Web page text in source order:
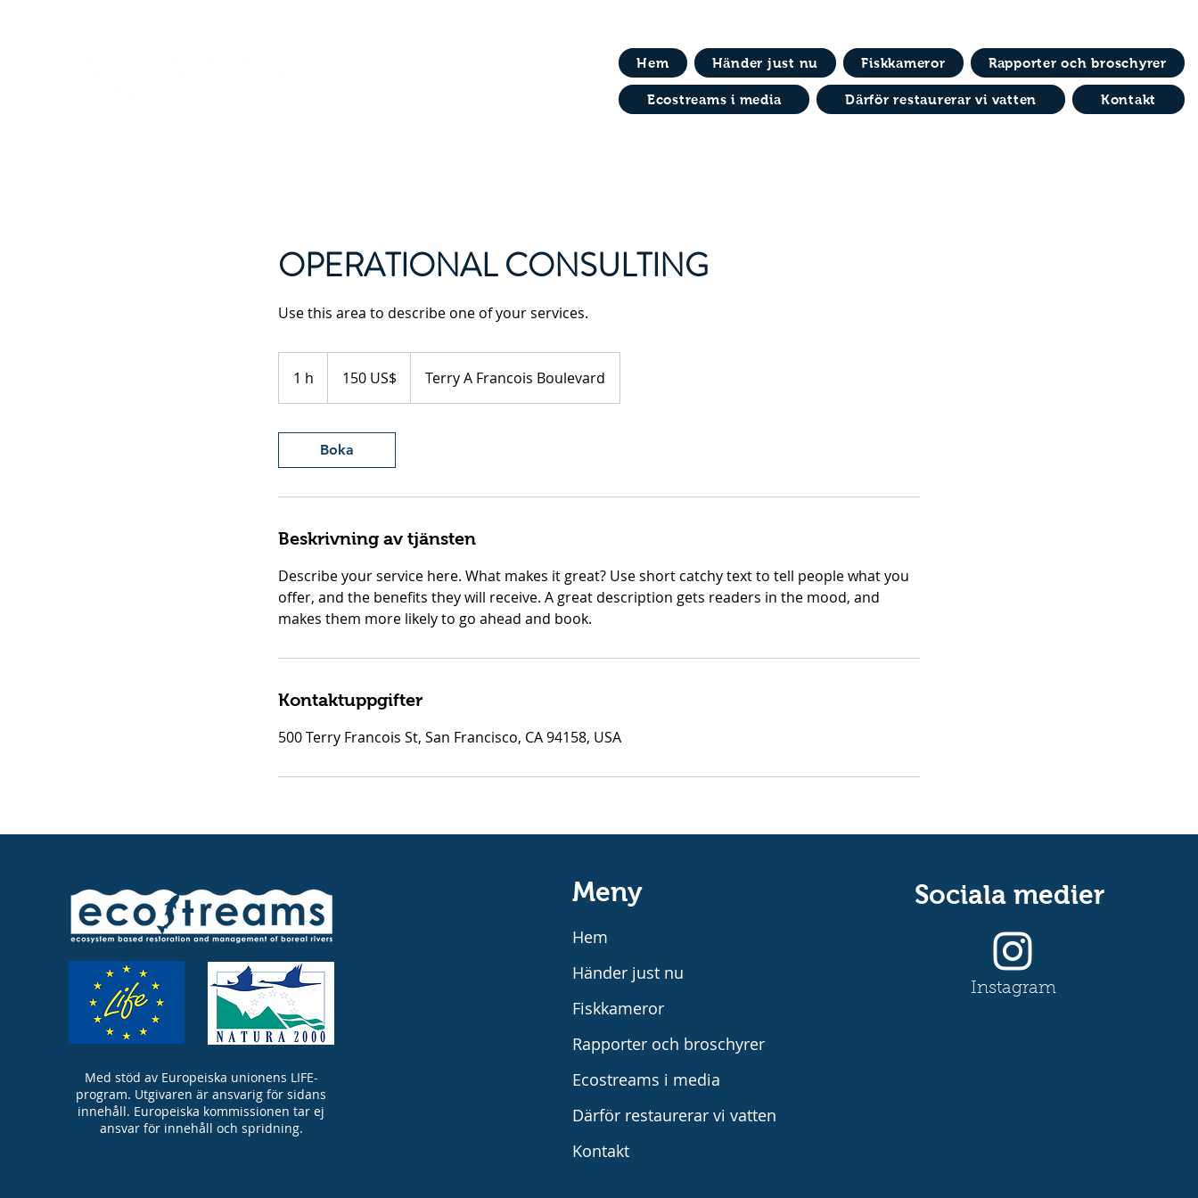
Hem Händer just nu Fiskkameror Rapporter och broschyrer
Ecostreams i media Därför restaurerar vi vatten Kontakt
OPERATIONAL CONSULTING
Use this area to describe one of your services.
1 h
dollar150 US$ Terry A Francois Boulevard
Boka
Beskrivning av tjänsten
Describe your service here. What makes it great? Use short catchy text to tell people what you
offer, and the benefits they will receive. A great description gets readers in the mood, and
makes them more likely to go ahead and book.
Kontaktuppgifter
500 Terry Francois St, San Francisco, CA 94158, USA
Med stöd av Europeiska unionens LIFE-
program. Utgivaren är ansvarig för sidans
innehåll. Europeiska kommissionen tar ej
ansvar för innehåll och spridning.
Meny
Hem
Händer just nu
Fiskkameror
Rapporter och broschyrer
Ecostreams i media
Därför restaurerar vi vatten
Kontakt
Sociala medier
Instagram